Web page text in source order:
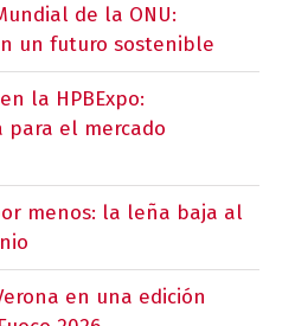
de la ONU:
un futuro sostenible
la HPBExpo:
para el mercado
menos: la leña baja al
en una edición